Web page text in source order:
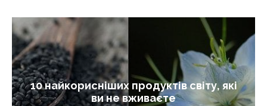
10 найкорисніших продуктів світу, які
ви не вживаєте